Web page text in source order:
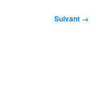
Suivant →